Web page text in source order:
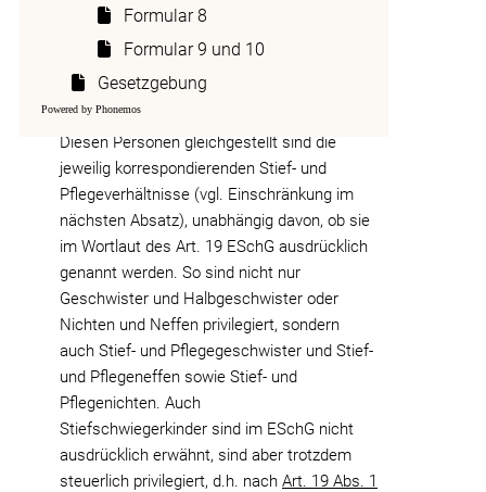
Formular 8
Formular 9 und 10
Gesetzgebung
Powered by Phonemos
Halbgeschwister beträgt die Erbschafts- und
Schenkungssteuer das Sechsfache des
Tarifs. Für Neffen, Nichten, Schwiegerkinder,
Schwiegereltern, Onkel und Tanten gelangt
das Elffache des Tarifs zur Anwendung.
Diesen Personen gleichgestellt sind die
jeweilig korrespondierenden Stief- und
Pflegeverhältnisse (vgl. Einschränkung im
nächsten Absatz), unabhängig davon, ob sie
im Wortlaut des Art. 19 ESchG ausdrücklich
genannt werden. So sind nicht nur
Geschwister und Halbgeschwister oder
Nichten und Neffen privilegiert, sondern
auch Stief- und Pflegegeschwister und Stief-
und Pflegeneffen sowie Stief- und
Pflegenichten. Auch
Stiefschwiegerkinder sind im ESchG nicht
ausdrücklich erwähnt, sind aber trotzdem
steuerlich privilegiert, d.h. nach Art. 19 Abs. 1